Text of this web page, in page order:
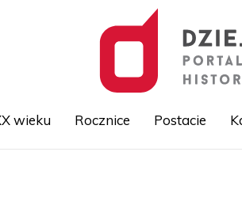
wieku Rocznice Postacie